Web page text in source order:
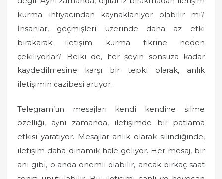
kurma ihtiyacından kaynaklanıyor olabilir mi?
İnsanlar, geçmişleri üzerinde daha az etki
bırakarak iletişim kurma fikrine neden
çekiliyorlar? Belki de, her şeyin sonsuza kadar
kaydedilmesine karşı bir tepki olarak, anlık
iletişimin cazibesi artıyor.
Telegram’un mesajları kendi kendine silme
özelliği, aynı zamanda, iletişimde bir patlama
etkisi yaratıyor. Mesajlar anlık olarak silindiğinde,
iletişim daha dinamik hale geliyor. Her mesaj, bir
anı gibi, o anda önemli olabilir, ancak birkaç saat